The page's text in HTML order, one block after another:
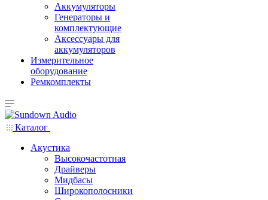
Аккумуляторы
Генераторы и
комплектующие
Аксессуары для
аккумуляторов
Измерительное
оборудование
Ремкомплекты
Каталог
Акустика
Высокочастотная
Драйверы
Мидбасы
Широкополосники